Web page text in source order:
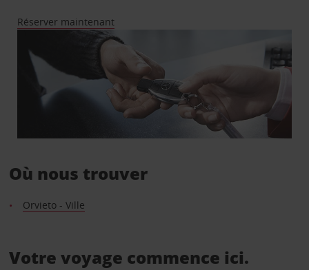
Réserver maintenant
Où nous trouver
Orvieto - Ville
Votre voyage commence ici.